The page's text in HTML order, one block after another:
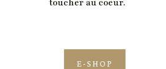
toucher au coeur.
E-SHOP